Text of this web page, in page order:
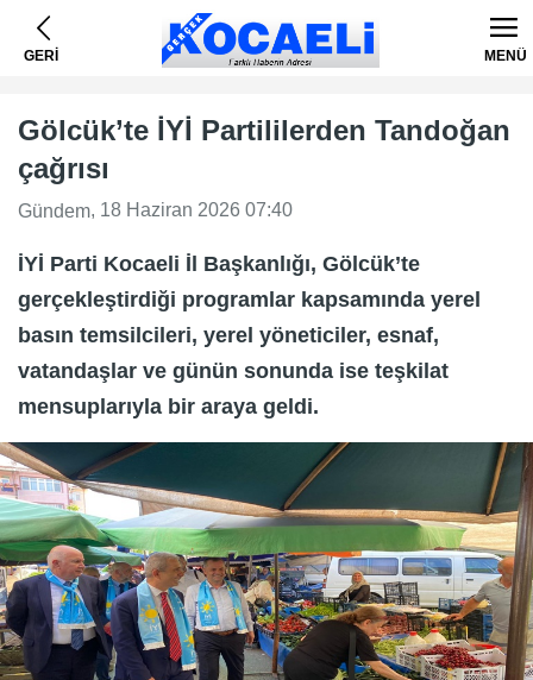
GERİ MENÜ
Gölcük’te İYİ Partililerden Tandoğan
çağrısı
Gündem, 18 Haziran 2026 07:40
İYİ Parti Kocaeli İl Başkanlığı, Gölcük’te
gerçekleştirdiği programlar kapsamında yerel
basın temsilcileri, yerel yöneticiler, esnaf,
vatandaşlar ve günün sonunda ise teşkilat
mensuplarıyla bir araya geldi.